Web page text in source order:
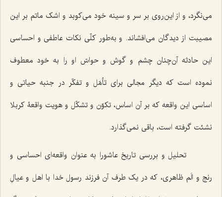
می‌نگرد، و از این‌روی بر سر و سینه خود می‌کوبد و اشک ماتم بر این
مصیبت از دیدگان می‌افشاند. و به‌طور کلّی نکات عاطفی و احساسی
این حادثه آن‌چنان چشم و گوش و حواسّ او را به خود معطوف
نموده است که دیگر مجالی برای تأمّل و تفکّر در جنبه حیاتی و
اساسی این واقعه که بر آن اساس، تکوّن و تشکّل و هویت واقعۀ کربلا
نشئت گرفته است، باقی نمی‌گذارد.
تحلیل و بررسی تاریخ عاشورا به عنوان واقعه‌ای احساسی و
رنج و الَم ظاهری، که در یک طرف آن فرزند رسول خدا با اهل و عیالِ